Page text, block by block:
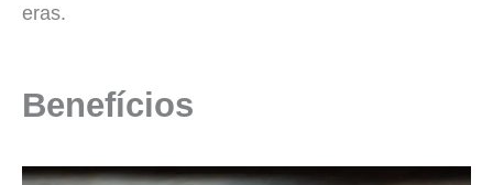
eras.
Benefícios